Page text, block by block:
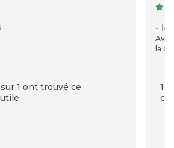
1 ont trouvé ce
- le
la
1